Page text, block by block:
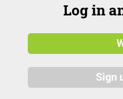
Log in
Sign